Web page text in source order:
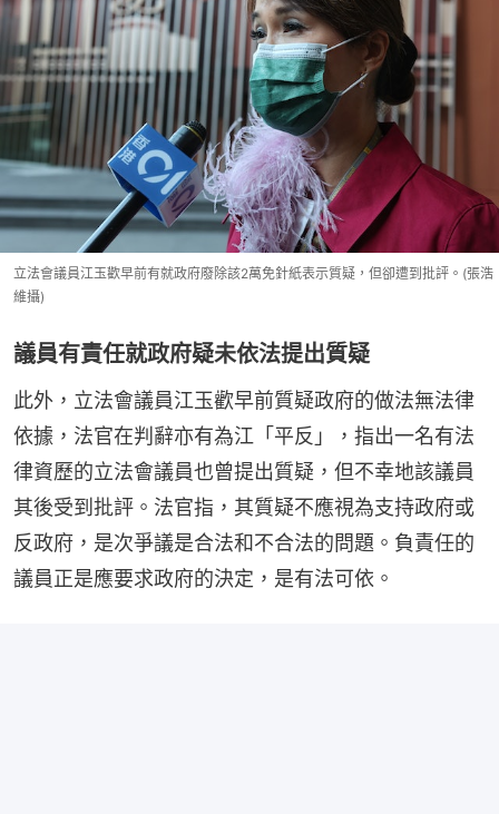
立法會議員江玉歡早前有就政府廢除該2萬免針紙表示質疑，但卻遭到批評。(張浩
維攝)
議員有責任就政府疑未依法提出質疑
此外，立法會議員江玉歡早前質疑政府的做法無法律
依據，法官在判辭亦有為江「平反」，指出一名有法
律資歷的立法會議員也曾提出質疑，但不幸地該議員
其後受到批評。法官指，其質疑不應視為支持政府或
反政府，是次爭議是合法和不合法的問題。負責任的
議員正是應要求政府的決定，是有法可依。